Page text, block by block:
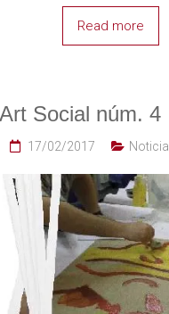
Read more
Social núm. 4
17/02/2017 Noticia